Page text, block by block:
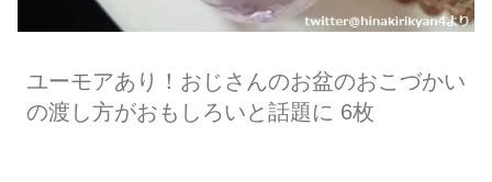
ユーモアあり！おじさんのお盆のおこづかい
の渡し方がおもしろいと話題に 6枚